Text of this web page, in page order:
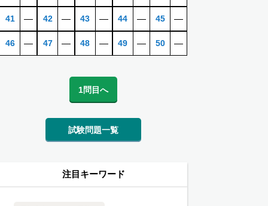
41 ―
46 ―
42 ―
47 ―
43 ―
48 ―
44 ―
49 ―
45 ―
50 ―
1問目へ
試験問題一覧
注目キーワード